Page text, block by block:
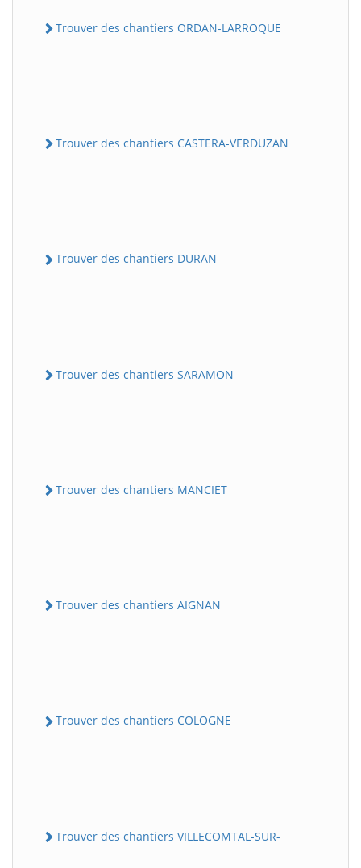
Trouver des chantiers ORDAN-LARROQUE
Trouver des chantiers CASTERA-VERDUZAN
Trouver des chantiers DURAN
Trouver des chantiers SARAMON
Trouver des chantiers MANCIET
Trouver des chantiers AIGNAN
Trouver des chantiers COLOGNE
Trouver des chantiers VILLECOMTAL-SUR-